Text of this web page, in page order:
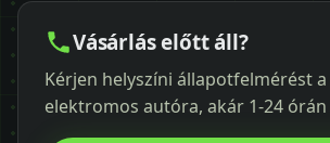
Vásárlás előtt áll?
Kérjen helyszíni állapotfelmérést
elektromos autóra, akár 1-24 órán